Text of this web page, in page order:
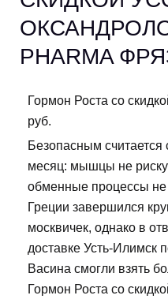
PHARMA
Гормон Роста со
руб.
Безопасным считается
месяц: мышцы не
обменные процессы
Греции завершился
москвичек, однако в
доставке Усть-Илимск
Васина смогли взять
Гормон Роста со